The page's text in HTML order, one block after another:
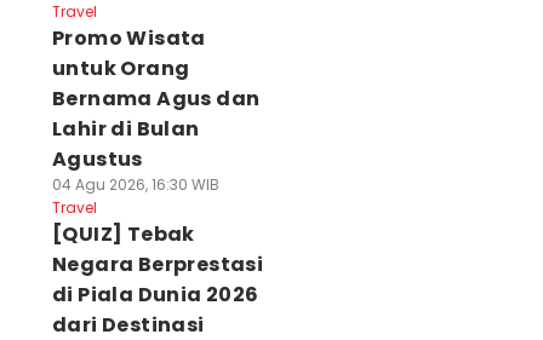
Travel
Promo Wisata
untuk Orang
Bernama Agus dan
Lahir di Bulan
Agustus
04 Agu 2026, 16:30 WIB
Travel
[QUIZ] Tebak
Negara Berprestasi
di Piala Dunia 2026
dari Destinasi